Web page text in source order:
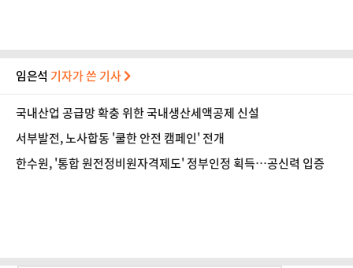
임은석 기자가 쓴 기사
국내산업 공급망 확충 위한 국내생산세액공제 신설
서부발전, 노사합동 '쿨한 안전 캠페인' 전개
한수원, '통합 원전정비원자격제도' 정부인정 획득…공신력 입증